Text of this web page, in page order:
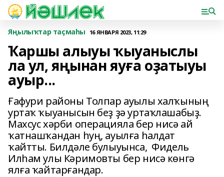
Яңылыҡтар таҫмаһы 16 ЯНВАРЯ 2023, 11:29
Ҡаршы алыуы ҡыуаныслы
ла ул, яңынан яуға оҙатыуы
ауыр...
Ғафури районы Толпар ауылы халҡының
уртаҡ ҡыуанысын беҙ ҙә уртаҡлашабыҙ.
Махсус хәрби операцияла бер нисә ай
ҡатнашҡандан һуң, ауылға һалдат
ҡайтты. Билдәле булыуынса, Фидель
Илһам улы Кәримовты бер нисә көнгә
ялға ҡайтарғандар.